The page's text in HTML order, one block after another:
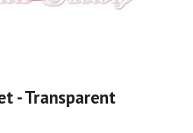
- Transparent